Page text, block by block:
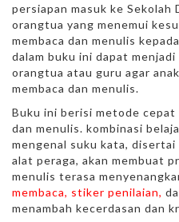
persiapan masuk ke Sekolah
orangtua yang menemui
membaca dan menulis
dalam buku ini dapat
orangtua atau guru agar
membaca dan menulis.
Buku ini berisi metode cepat
dan menulis. kombinasi
mengenal suku kata, disertai
alat peraga, akan membuat
menulis terasa
membaca, stiker penilaian,
menambah kecerdasan dan